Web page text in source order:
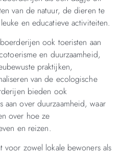
van de natuur, de dieren te
en educatieve activiteiten.
ook toeristen aan
en duurzaamheid,
praktijken,
van de ecologische
bieden ook
over duurzaamheid, waar
over hoe ze
en reizen.
voor zowel lokale bewoners als